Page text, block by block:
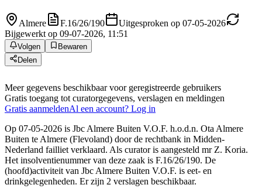
Almere F.16/26/190
Uitgesproken op 07-05-2026
Bijgewerkt op 09-07-2026, 11:51
Volgen
Bewaren
Delen
Meer gegevens beschikbaar voor geregistreerde gebruikers
Gratis toegang tot curatorgegevens, verslagen en meldingen
Gratis aanmeldenAl een account? Log in
Op 07-05-2026 is Jbc Almere Buiten V.O.F. h.o.d.n. Ota Almere
Buiten te Almere (Flevoland) door de rechtbank in Midden-
Nederland failliet verklaard. Als curator is aangesteld mr Z. Koria.
Het insolventienummer van deze zaak is F.16/26/190. De
(hoofd)activiteit van Jbc Almere Buiten V.O.F. is eet- en
drinkgelegenheden. Er zijn 2 verslagen beschikbaar.